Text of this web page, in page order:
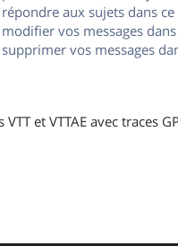
répondre aux sujets dans
modifier vos messages
supprimer vos messages
et VTTAE avec traces